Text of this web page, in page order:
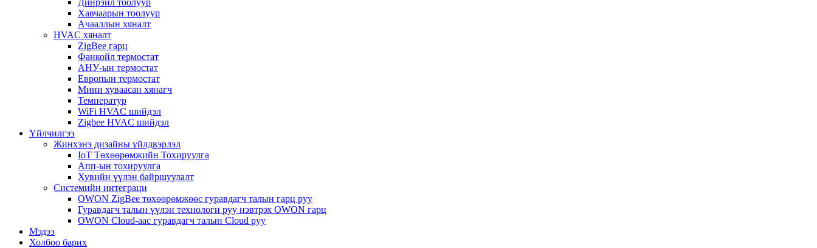
Динрэйл тоолуур
Хавчаарын тоолуур
Ачааллын хяналт
HVAC хяналт
ZigBee гарц
Фанкойл термостат
АНУ-ын термостат
Европын термостат
Мини хуваасан хянагч
Температур
WiFi HVAC шийдэл
Zigbee HVAC шийдэл
Үйлчилгээ
Жинхэнэ дизайны үйлдвэрлэл
IoT Төхөөрөмжийн Тохируулга
Апп-ын тохируулга
Хувийн үүлэн байршуулалт
Системийн интеграци
OWON ZigBee төхөөрөмжөөс гуравдагч талын гарц руу
Гуравдагч талын үүлэн технологи руу нэвтрэх OWON гарц
OWON Cloud-аас гуравдагч талын Cloud руу
Мэдээ
Холбоо барих